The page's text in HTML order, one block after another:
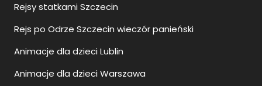
Rejsy statkami Szczecin
Rejs po Odrze Szczecin wieczór panieński
Animacje dla dzieci Lublin
Animacje dla dzieci Warszawa